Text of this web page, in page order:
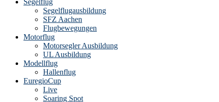
Segelflug
Segelflugausbildung
SFZ Aachen
Flugbewegungen
Motorflug
Motorsegler Ausbildung
UL Ausbildung
Modellflug
Hallenflug
EuregioCup
Live
Soaring Spot